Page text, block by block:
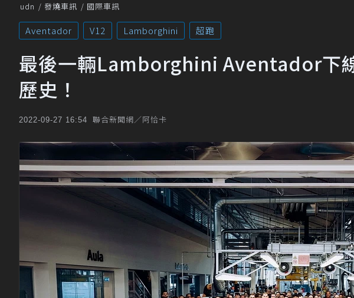
udn 發燒車訊 國際車訊
Aventador V12 Lamborghini 超跑
最後一輛Lamborghini Aventador下
歷史！
2022-09-27 16:54 聯合新聞網／阿恰卡